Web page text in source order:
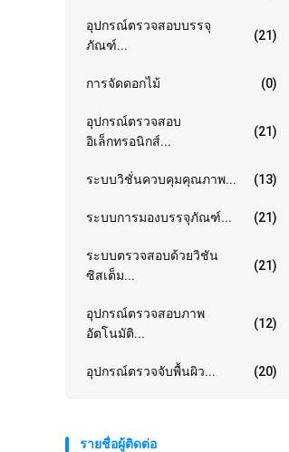
อุปกรณ์ตรวจสอบบรรจุ
ภัณฑ์...
(21)
การจัดดอกไม้ (0)
อุปกรณ์ตรวจสอบ
อิเล็กทรอนิกส์...
(21)
ระบบวิชั่นควบคุมคุณภาพ... (13)
ระบบการมองบรรจุภัณฑ์... (21)
ระบบตรวจสอบด้วยวิชัน
ซิสเต็ม...
(21)
อุปกรณ์ตรวจสอบภาพ
อัตโนมัติ...
(12)
อุปกรณ์ตรวจจับพื้นผิว... (20)
รายชื่อผู้ติดต่อ